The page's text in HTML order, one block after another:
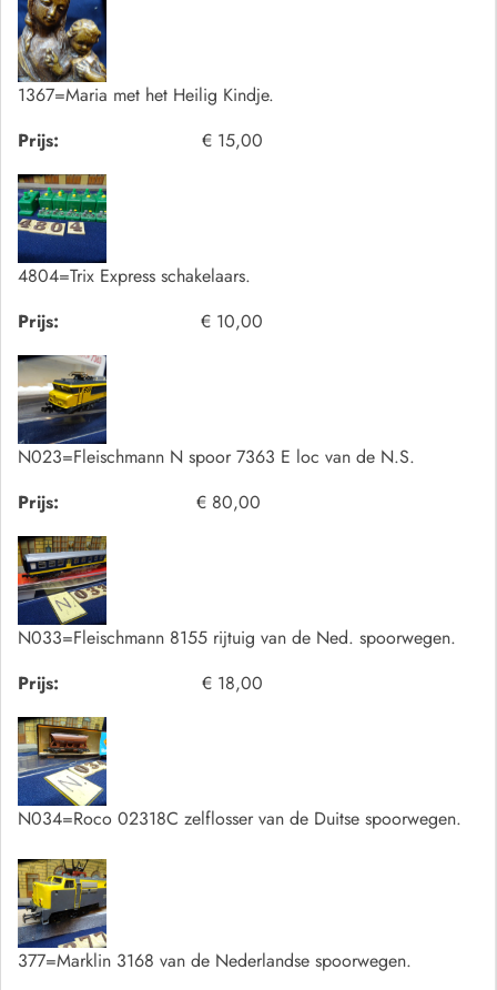
1367=Maria met het Heilig Kindje.
Prijs:
€ 15,00
4804=Trix Express schakelaars.
Prijs:
€ 10,00
N023=Fleischmann N spoor 7363 E loc van de N.S.
Prijs:
€ 80,00
N033=Fleischmann 8155 rijtuig van de Ned. spoorwegen.
Prijs:
€ 18,00
N034=Roco 02318C zelflosser van de Duitse spoorwegen.
377=Marklin 3168 van de Nederlandse spoorwegen.